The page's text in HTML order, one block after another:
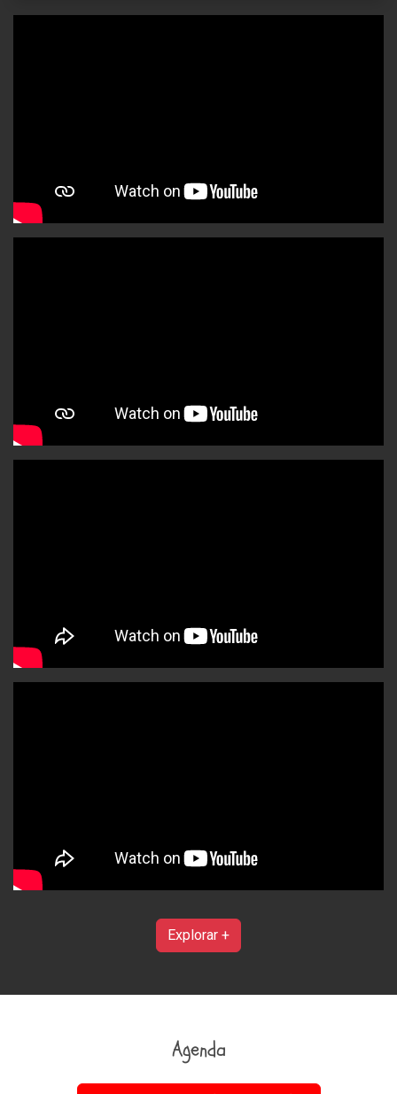
Explorar +
Agenda